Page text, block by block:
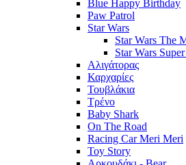
Blue Happy Birthday
Paw Patrol
Star Wars
Star Wars The
Star Wars
Αλιγάτορας
Καρχαρίες
Τουβλάκια
Τρένο
Baby Shark
On The Road
Racing Car Meri Meri
Toy Story